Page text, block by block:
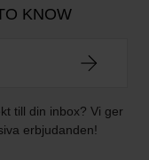
KNOW
till din inbox? Vi ger
erbjudanden!